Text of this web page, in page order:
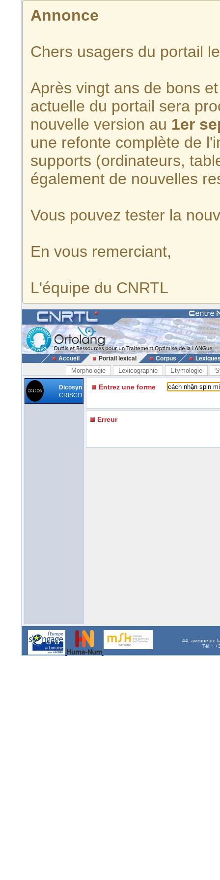
Annonce
Chers usagers du portail
Après vingt ans de bons
actuelle du portail sera
nouvelle version au 1er
une refonte complète de
supports (ordinateurs,
également de nouvelles
Vous pouvez tester la
En vous remerciant,
L'équipe du CNRTL
Accueil Portail lexical Corpus
Morphologie Lexicographie Etymologie
Dicosyn
CRISCO
Entrez une forme
Erreur
44, avenue de
Tél. :